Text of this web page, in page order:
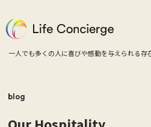
一人でも多くの人に喜びや感動を与えられる存
blog